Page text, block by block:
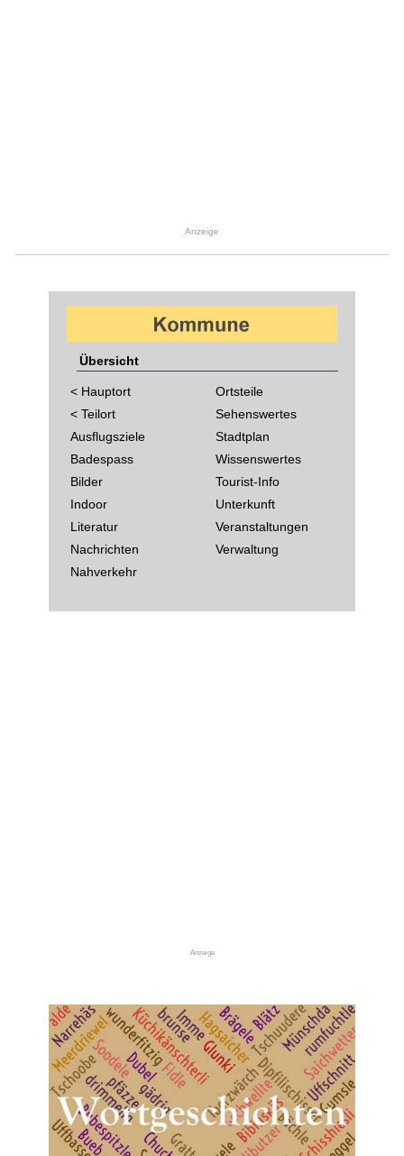
Anzeige
Übersicht
< Hauptort
< Teilort
Ausflugsziele
Badespass
Bilder
Indoor
Literatur
Nachrichten
Nahverkehr
Ortsteile
Sehenswertes
Stadtplan
Wissenswertes
Tourist-Info
Unterkunft
Veranstaltungen
Verwaltung
Anzeige